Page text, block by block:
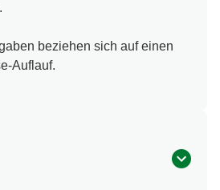
beziehen sich auf einen
Auflauf.